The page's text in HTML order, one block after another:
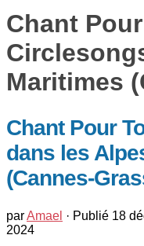
Chant
Maritimes
Chant Pour
dans les
(Cannes-
parAmael · Publié 18
2024